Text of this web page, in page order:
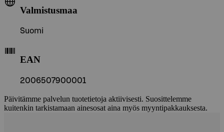
Valmistusmaa
Suomi
EAN
2006507900001
Päivitämme palvelun tuotetietoja aktiivisesti. Suosittelemme
kuitenkin tarkistamaan ainesosat aina myös myyntipakkauksesta.